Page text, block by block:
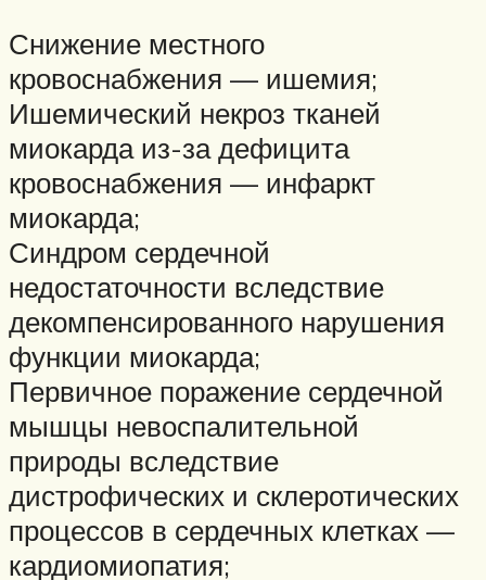
Снижение местного
кровоснабжения — ишемия;
Ишемический некроз тканей
миокарда из-за дефицита
кровоснабжения — инфаркт
миокарда;
Синдром сердечной
недостаточности вследствие
декомпенсированного нарушения
функции миокарда;
Первичное поражение сердечной
мышцы невоспалительной
природы вследствие
дистрофических и склеротических
процессов в сердечных клетках —
кардиомиопатия;